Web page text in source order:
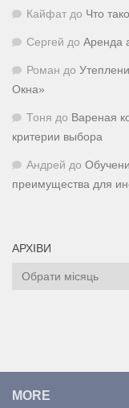
Кайфат до Что
Сергей до Аренда
Роман до
Окна»
Тоня до Вареная
критерии выбора
Андрей до
преимущества для
АРХІВИ
Архіви
MORE